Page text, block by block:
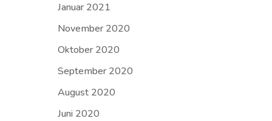
Januar 2021
November 2020
Oktober 2020
September 2020
August 2020
Juni 2020